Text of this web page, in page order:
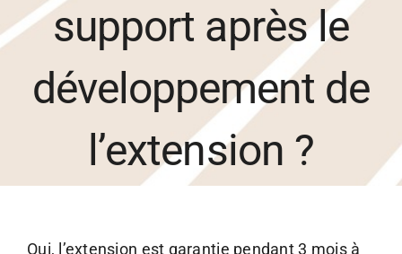
support après le
développement de
l’extension ?
Oui, l’extension est garantie pendant 3 mois à